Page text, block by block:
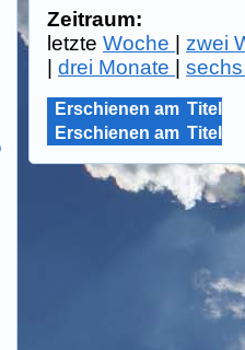
Zeitraum:
letzteWoche
zwei
|drei Monate |
Erschienen am Titel
Erschienen am Titel